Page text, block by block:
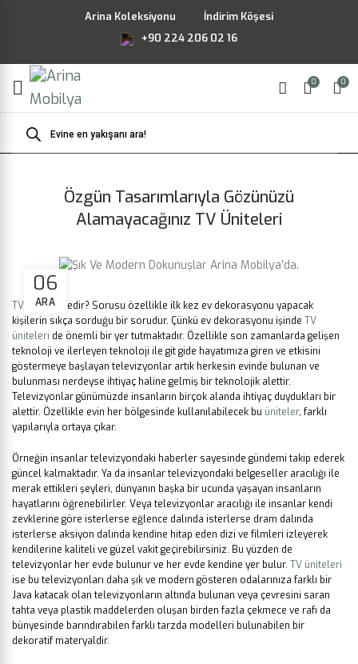
Arina Koleksiyonu
İndirim Köşesi
+90 224 206 02 16
0 0
Products
search
Özgün Tasarımlarıyla Gözünüzü
Alamayacağınız TV Üniteleri
06
ARA
TV Ünitesi Nedir? Sorusu özellikle ilk kez ev dekorasyonu yapacak
kişilerin sıkça sorduğu bir sorudur. Çünkü ev dekorasyonu işinde TV
üniteleri de önemli bir yer tutmaktadır. Özellikle son zamanlarda gelişen
teknoloji ve ilerleyen teknoloji ile git gide hayatımıza giren ve etkisini
göstermeye başlayan televizyonlar artık herkesin evinde bulunan ve
bulunması nerdeyse ihtiyaç haline gelmiş bir teknolojik alettir.
Televizyonlar günümüzde insanların birçok alanda ihtiyaç duydukları bir
alettir. Özellikle evin her bölgesinde kullanılabilecek bu üniteler, farklı
yapılarıyla ortaya çıkar.
Örneğin insanlar televizyondaki haberler sayesinde gündemi takip ederek
güncel kalmaktadır. Ya da insanlar televizyondaki belgeseller aracılığı ile
merak ettikleri şeyleri, dünyanın başka bir ucunda yaşayan insanların
hayatlarını öğrenebilirler. Veya televizyonlar aracılığı ile insanlar kendi
zevklerine göre isterlerse eğlence dalında isterlerse dram dalında
isterlerse aksiyon dalında kendine hitap eden dizi ve filmleri izleyerek
kendilerine kaliteli ve güzel vakit geçirebilirsiniz. Bu yüzden de
televizyonlar her evde bulunur ve her evde kendine yer bulur. TV üniteleri
ise bu televizyonları daha şık ve modern gösteren odalarınıza farklı bir
Java katacak olan televizyonların altında bulunan veya çevresini saran
tahta veya plastik maddelerden oluşan birden fazla çekmece ve rafı da
bünyesinde barındırabilen farklı tarzda modelleri bulunabilen bir
dekoratif materyaldir.